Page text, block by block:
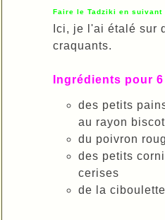
Faire le Tadziki en suivant
Ici, je l'ai étalé sur
craquants.
Ingrédients pour
des petits
au rayon
du poivron
des petits
cerises
de la ciboulette